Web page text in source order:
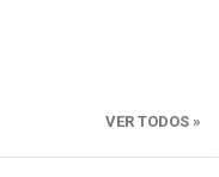
VER TODOS »